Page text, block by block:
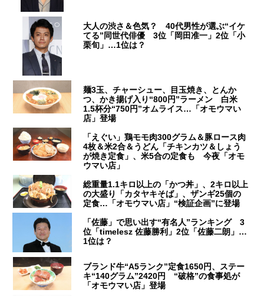
大人の渋さ＆色気？ 40代男性が選ぶ“イケ
てる”同世代俳優 3位「岡田准一」2位「小
栗旬」…1位は？
麺3玉、チャーシュー、目玉焼き、とんか
つ、かき揚げ入り“800円”ラーメン 白米
1.5杯分“750円”オムライス…「オモウマい
店」登場
「えぐい」鶏モモ肉300グラム＆豚ロース肉
4枚＆米2合＆うどん「チキンカツ＆しょう
が焼き定食」、米5合の定食も 今夜「オモ
ウマい店」
総重量1.1キロ以上の「かつ丼」、2キロ以上
の大盛り「カタヤキそば」、ザンギ25個の
定食…「オモウマい店」“検証企画”に登場
「佐藤」で思い出す“有名人”ランキング 3
位「timelesz 佐藤勝利」2位「佐藤二朗」…
1位は？
ブランド牛“A5ランク”定食1650円、ステー
キ“140グラム”2420円 “破格”の食事処が
「オモウマい店」登場